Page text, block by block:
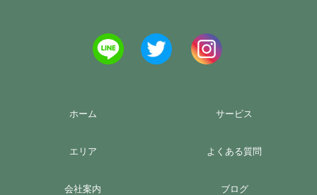
ホーム サービス
エリア よくある質問
会社案内 ブログ